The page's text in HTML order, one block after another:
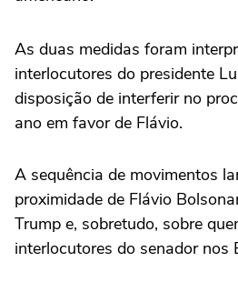
As duas medidas foram
interlocutores do presidente
disposição de interferir no
ano em favor de Flávio.
A sequência de movimentos
proximidade de Flávio
Trump e, sobretudo, sobre
interlocutores do senador nos